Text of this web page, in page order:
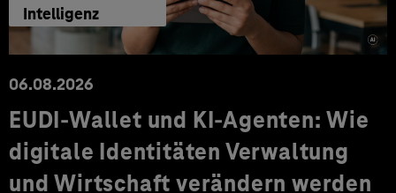
Intelligenz
06.08.2026
EUDI-Wallet und KI-Agenten: Wie
digitale Identitäten Verwaltung
und Wirtschaft verändern werden